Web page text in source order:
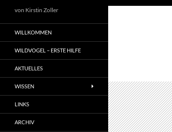
von Kirstin Zoller
WILLKOMMEN
WILDVOGEL – ERSTE HILFE
AKTUELLES
WISSEN
LINKS
ARCHIV